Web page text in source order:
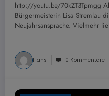
http://youtu.be/70kZT3Tpmgg
Bürgermeisterin Lisa Stremlau
Neujahrsansprache. Vielmehr
Hans 0 Kommentare